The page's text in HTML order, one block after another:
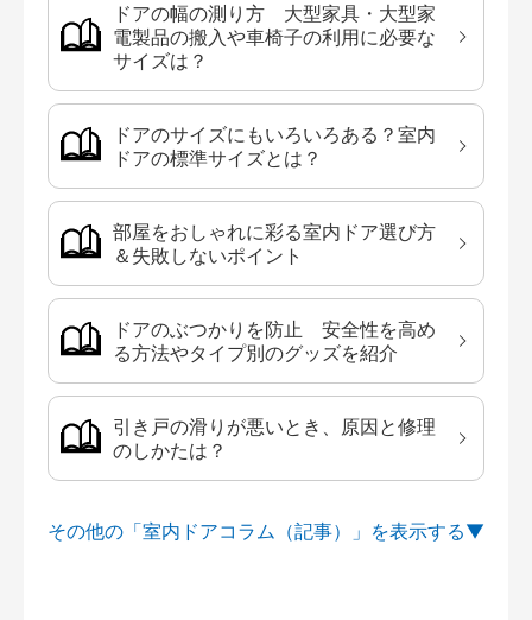
ドアの幅の測り方 大型家具・大型家
電製品の搬入や車椅子の利用に必要な
サイズは？
ドアのサイズにもいろいろある？室内
ドアの標準サイズとは？
部屋をおしゃれに彩る室内ドア選び方
＆失敗しないポイント
ドアのぶつかりを防止 安全性を高め
る方法やタイプ別のグッズを紹介
引き戸の滑りが悪いとき、原因と修理
のしかたは？
その他の「室内ドアコラム（記事）」を